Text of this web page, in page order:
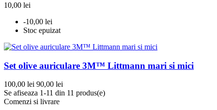
10,00 lei
-10,00 lei
Stoc epuizat
Set olive auriculare 3M™ Littmann mari si mici
100,00 lei 90,00 lei
Se afiseaza 1-11 din 11 produs(e)
Comenzi si livrare